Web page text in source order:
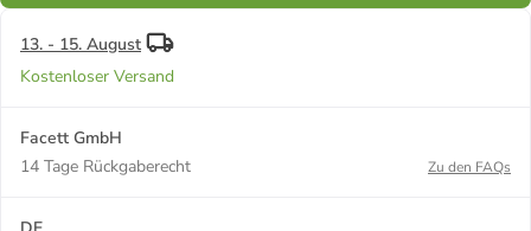
13. - 15. August
Kostenloser Versand
Facett GmbH
14 Tage Rückgaberecht
Zu den FAQs